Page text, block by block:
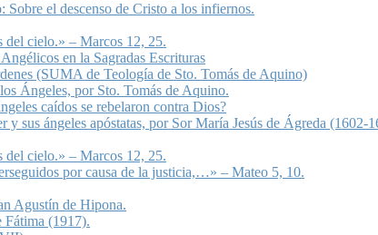
Sobre el descenso de Cristo a los infiernos.
del cielo.» – Marcos 12, 25.
en la Sagradas Escrituras
(SUMA de Teología de Sto. Tomás de Aquino)
Ángeles, por Sto. Tomás de Aquino.
caídos se rebelaron contra Dios?
y sus ángeles apóstatas, por Sor María Jesús de Ágreda (1602-
del cielo.» – Marcos 12, 25.
por causa de la justicia,…» – Mateo 5, 10.
Agustín de Hipona.
Fátima (1917).